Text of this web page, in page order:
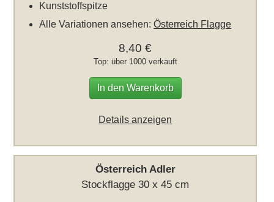
Kunststoffspitze
Alle Variationen ansehen:Österreich Flagge
8,40 €
Top: über 1000 verkauft
In den Warenkorb
Details anzeigen
Österreich Adler
Stockflagge 30 x 45 cm